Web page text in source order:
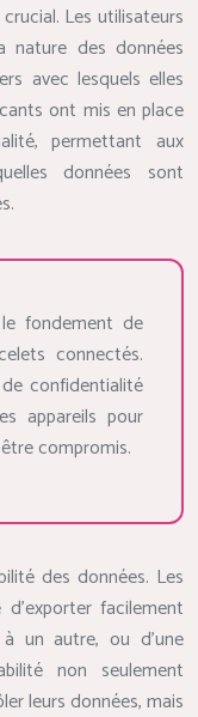
Les utilisateurs
nature des données
avec lesquels elles
ont mis en place
permettant aux
données sont
fondement de
connectés.
confidentialité
appareils pour
compromis.
des données. Les
facilement
un autre, ou d’une
non seulement
leurs données, mais